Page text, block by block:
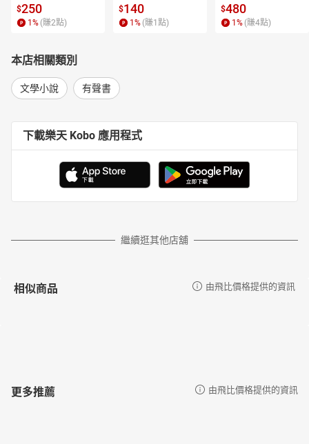
【有聲書】
$250
1 % (賺2點)
書】
$140
1 % (賺1 點)
典新編版）【電子
書】
$480
1 % (賺4點)
本店相關類別
文學小說 有聲書
下載樂天 Kobo 應用程式
繼續逛其他店舖
相似商品 由飛比價格提供的資訊
更多推薦 由飛比價格提供的資訊